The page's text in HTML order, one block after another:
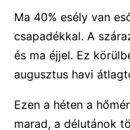
Ma 40% esély van
csapadékkal. A
és ma éjjel. Ez
augusztus havi
Ezen a héten a
marad, a délutánok